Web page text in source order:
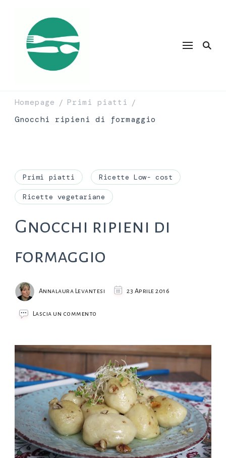
Homepage / Primi piatti /
Gnocchi ripieni di formaggio
Primi piatti Ricette Low- cost
Ricette vegetariane
Gnocchi ripieni di
formaggio
Annalaura Levantesi 23 Aprile 2016
Lascia un commento
di
formaggio